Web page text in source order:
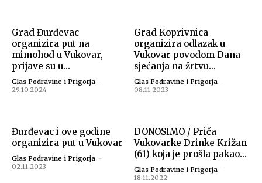
Grad Đurđevac
organizira put na
mimohod u Vukovar,
prijave su u...
Glas Podravine i Prigorja -
29.10.2024
Grad Koprivnica
organizira odlazak u
Vukovar povodom Dana
sjećanja na žrtvu...
Glas Podravine i Prigorja -
08.11.2023
Đurđevac i ove godine
organizira put u Vukovar
Glas Podravine i Prigorja -
02.11.2023
DONOSIMO / Priča
Vukovarke Drinke Križan
(61) koja je prošla pakao...
Glas Podravine i Prigorja -
18.11.2022